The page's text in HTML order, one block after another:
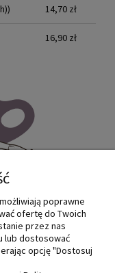
14,70 zł
16,90 zł
dla
poprawne
ofertę do Twoich
przez nas
lub dostosować
opcję "Dostosuj